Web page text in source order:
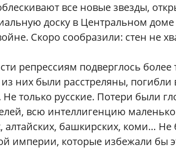
все новые звезды,
доску в Центральном доме
Скоро сообразили: стен не
репрессиям подверглось более
них были расстреляны, погибли
только русские. Потери были
всю интеллигенцию
алтайских, башкирских, коми…
империи, которые избежали бы